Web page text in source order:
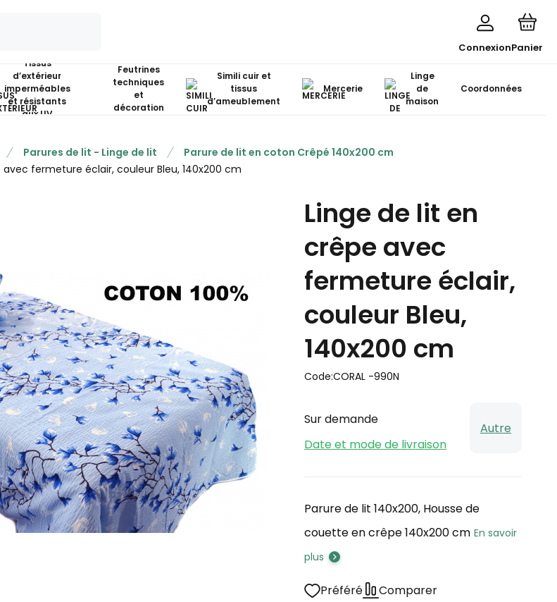
ConnexionPanier
Tissus
d’extérieur
imperméables
et résistants
aux UV
Feutrines
techniques
et
décoration
Simili cuir et
tissus
d’ameublement
Mercerie
Linge
de
maison
Coordonnées
Parures de lit - Linge de lit
Parure de lit en coton Crêpé 140x200 cm
fermeture éclair, couleur Bleu, 140x200 cm
Linge de lit en
crêpe avec
fermeture éclair,
couleur Bleu,
140x200 cm
Code:CORAL -990N
Sur demande
Date et mode de livraison
Autre
Parure de lit 140x200, Housse de
couette en crêpe 140x200 cm En savoir
plus
Préféré Comparer